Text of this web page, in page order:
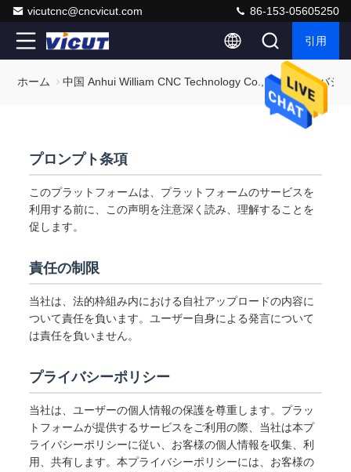
vicutcnc@cncvicut.com 86-153-05605250
引用
ホーム 中国 Anhui William CNC Technology Co., Ltd プライバシ
プロンプト条項
このプラットフォームは、プラットフォームのサービスを
利用する前に、この声明を注意深く読み、理解することを
促します。
責任の制限
当社は、法的枠組み内における自社アップロードの内容に
ついて責任を負います。ユーザー自身による発言について
は責任を負いません。
プライバシーポリシー
当社は、ユーザーの個人情報の保護を尊重します。プラッ
トフォームが提供するサービスをご利用の際、当社は本プ
ライバシーポリシーに従い、お客様の個人情報を収集、利
用、共有します。本プライバシーポリシーには、お客様の